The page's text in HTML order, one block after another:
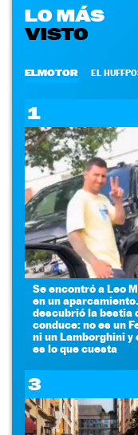
LO MÁS
VISTO
ELMOTOR EL
1
Se encontró a Leo
en un
descubrió la bestia
conduce: no es un
ni un Lamborghini y
es lo que cuesta
3